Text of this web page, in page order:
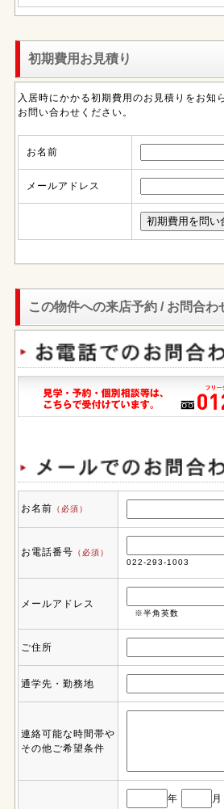
初期費用お見積り
入居時にかかる初期費用のお見積りをお知
お問い合わせください。
お名前
メールアドレス
この物件への来店予約 / お問合わ
お名前 （必須）
お電話番号 （必須）
022-293-1003
メールアドレス
※半角英数
ご住所
通学先・勤務地
連絡可能な時間帯や
その他ご希望条件
年 月